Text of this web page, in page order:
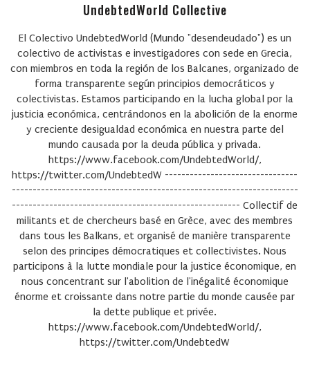
UndebtedWorld Collective
El Colectivo UndebtedWorld (Mundo "desendeudado") es un
colectivo de activistas e investigadores con sede en Grecia,
con miembros en toda la región de los Balcanes, organizado de
forma transparente según principios democráticos y
colectivistas. Estamos participando en la lucha global por la
justicia económica, centrándonos en la abolición de la enorme
y creciente desigualdad económica en nuestra parte del
mundo causada por la deuda pública y privada.
https://www.facebook.com/UndebtedWorld/,
https://twitter.com/UndebtedW --------------------------------
---------------------------------------------------------------------
------------------------------------------------------- Collectif de
militants et de chercheurs basé en Grèce, avec des membres
dans tous les Balkans, et organisé de manière transparente
selon des principes démocratiques et collectivistes. Nous
participons à la lutte mondiale pour la justice économique, en
nous concentrant sur l'abolition de l'inégalité économique
énorme et croissante dans notre partie du monde causée par
la dette publique et privée.
https://www.facebook.com/UndebtedWorld/,
https://twitter.com/UndebtedW